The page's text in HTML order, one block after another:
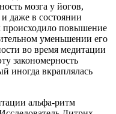
мозга у йогов,
даже в состоянии
происходило повышение
уменьшении его
во время медитации
закономерность
иногда вкраплялась
альфа-ритм